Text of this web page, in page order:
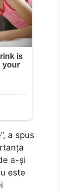
a spus
a-și
este